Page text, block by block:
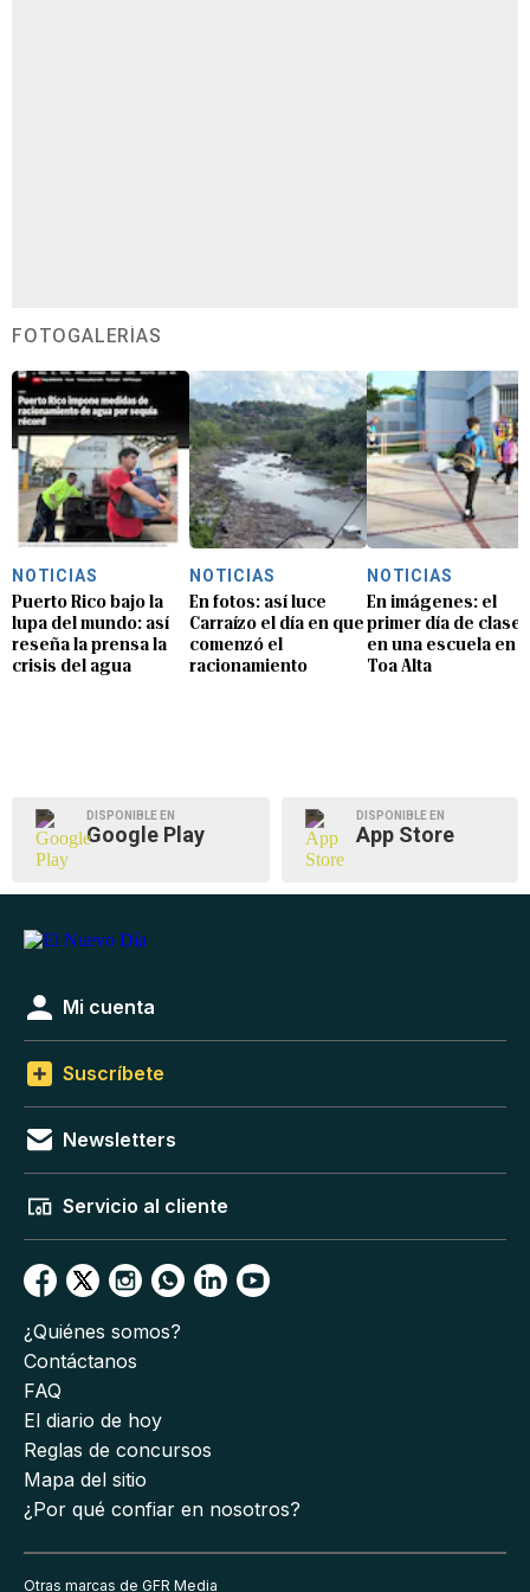
FOTOGALERÍAS
NOTICIAS
Puerto Rico bajo la
lupa del mundo: así
reseña la prensa la
crisis del agua
NOTICIAS
En fotos: así luce
Carraízo el día en que
comenzó el
racionamiento
NOTICIAS
En imágenes: el
primer día de clases
en una escuela en
Toa Alta
DISPONIBLE EN
Google Play
DISPONIBLE EN
App Store
Mi cuenta
Suscríbete
Newsletters
Servicio al cliente
¿Quiénes somos?
Contáctanos
FAQ
El diario de hoy
Reglas de concursos
Mapa del sitio
¿Por qué confiar en nosotros?
Otras marcas de GFR Media